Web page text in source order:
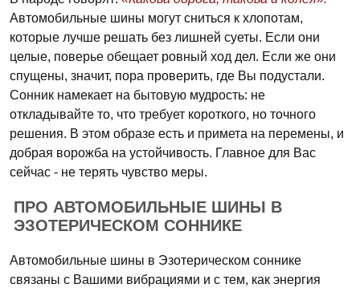
Автомобильные шины могут сниться к хлопотам,
которые лучше решать без лишней суеты. Если они
целые, поверье обещает ровный ход дел. Если же они
спущены, значит, пора проверить, где Вы подустали.
Сонник намекает на бытовую мудрость: не
откладывайте то, что требует короткого, но точного
решения. В этом образе есть и примета на перемены, и
добрая ворожба на устойчивость. Главное для Вас
сейчас - не терять чувство меры.
ПРО АВТОМОБИЛЬНЫЕ ШИНЫ В
ЭЗОТЕРИЧЕСКОМ СОННИКЕ
Автомобильные шины в Эзотерическом соннике
связаны с Вашими вибрациями и с тем, как энергия